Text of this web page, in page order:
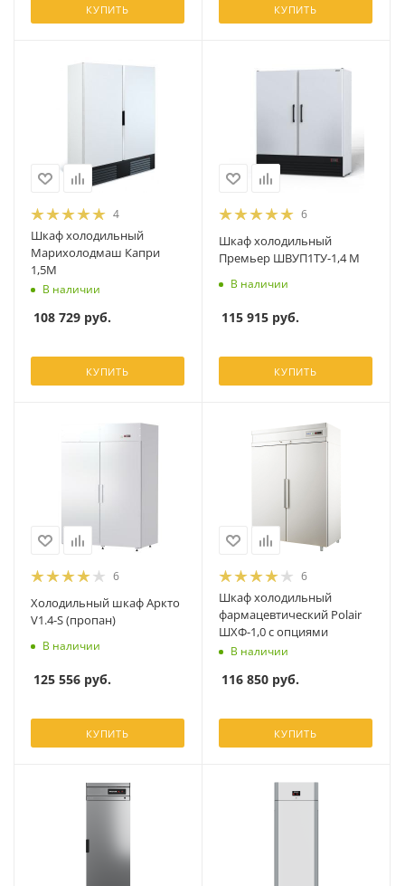
КУПИТЬ КУПИТЬ
4
Шкаф холодильный
Марихолодмаш Капри
1,5М
В наличии
108 729 руб.
КУПИТЬ
6
Шкаф холодильный
Премьер ШВУП1ТУ-1,4 М
В наличии
115 915 руб.
КУПИТЬ
6
Холодильный шкаф Аркто
V1.4-S (пропан)
В наличии
125 556 руб.
КУПИТЬ
6
Шкаф холодильный
фармацевтический Polair
ШХФ-1,0 с опциями
В наличии
116 850 руб.
КУПИТЬ